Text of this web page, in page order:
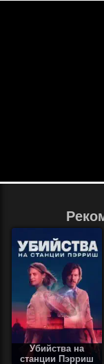
Убийства на
станции Пэрриш